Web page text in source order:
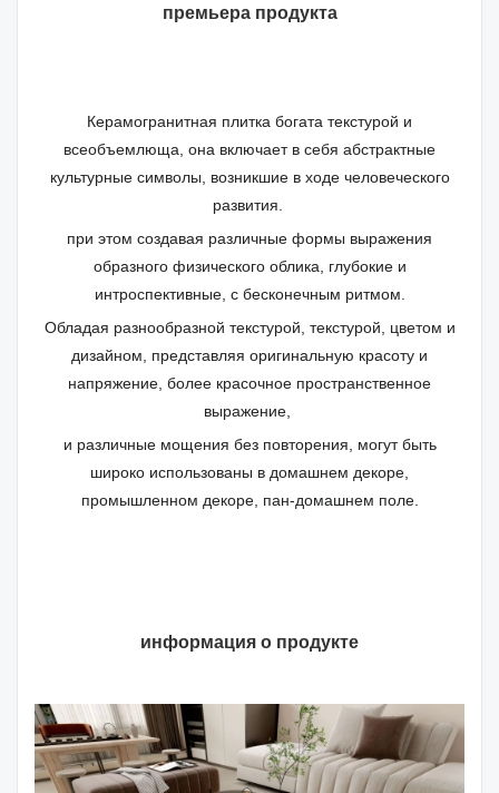
премьера продукта
Керамогранитная плитка богата текстурой и
всеобъемлюща, она включает в себя абстрактные
культурные символы, возникшие в ходе человеческого
развития.
при этом создавая различные формы выражения
образного физического облика, глубокие и
интроспективные, с бесконечным ритмом.
Обладая разнообразной текстурой, текстурой, цветом и
дизайном, представляя оригинальную красоту и
напряжение, более красочное пространственное
выражение,
и различные мощения без повторения, могут быть
широко использованы в домашнем декоре,
промышленном декоре, пан-домашнем поле.
информация о продукте